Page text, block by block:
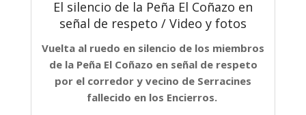
El silencio de la Peña El Coñazo en
señal de respeto / Video y fotos
Vuelta al ruedo en silencio de los miembros
de la Peña El Coñazo en señal de respeto
por el corredor y vecino de Serracines
fallecido en los Encierros.